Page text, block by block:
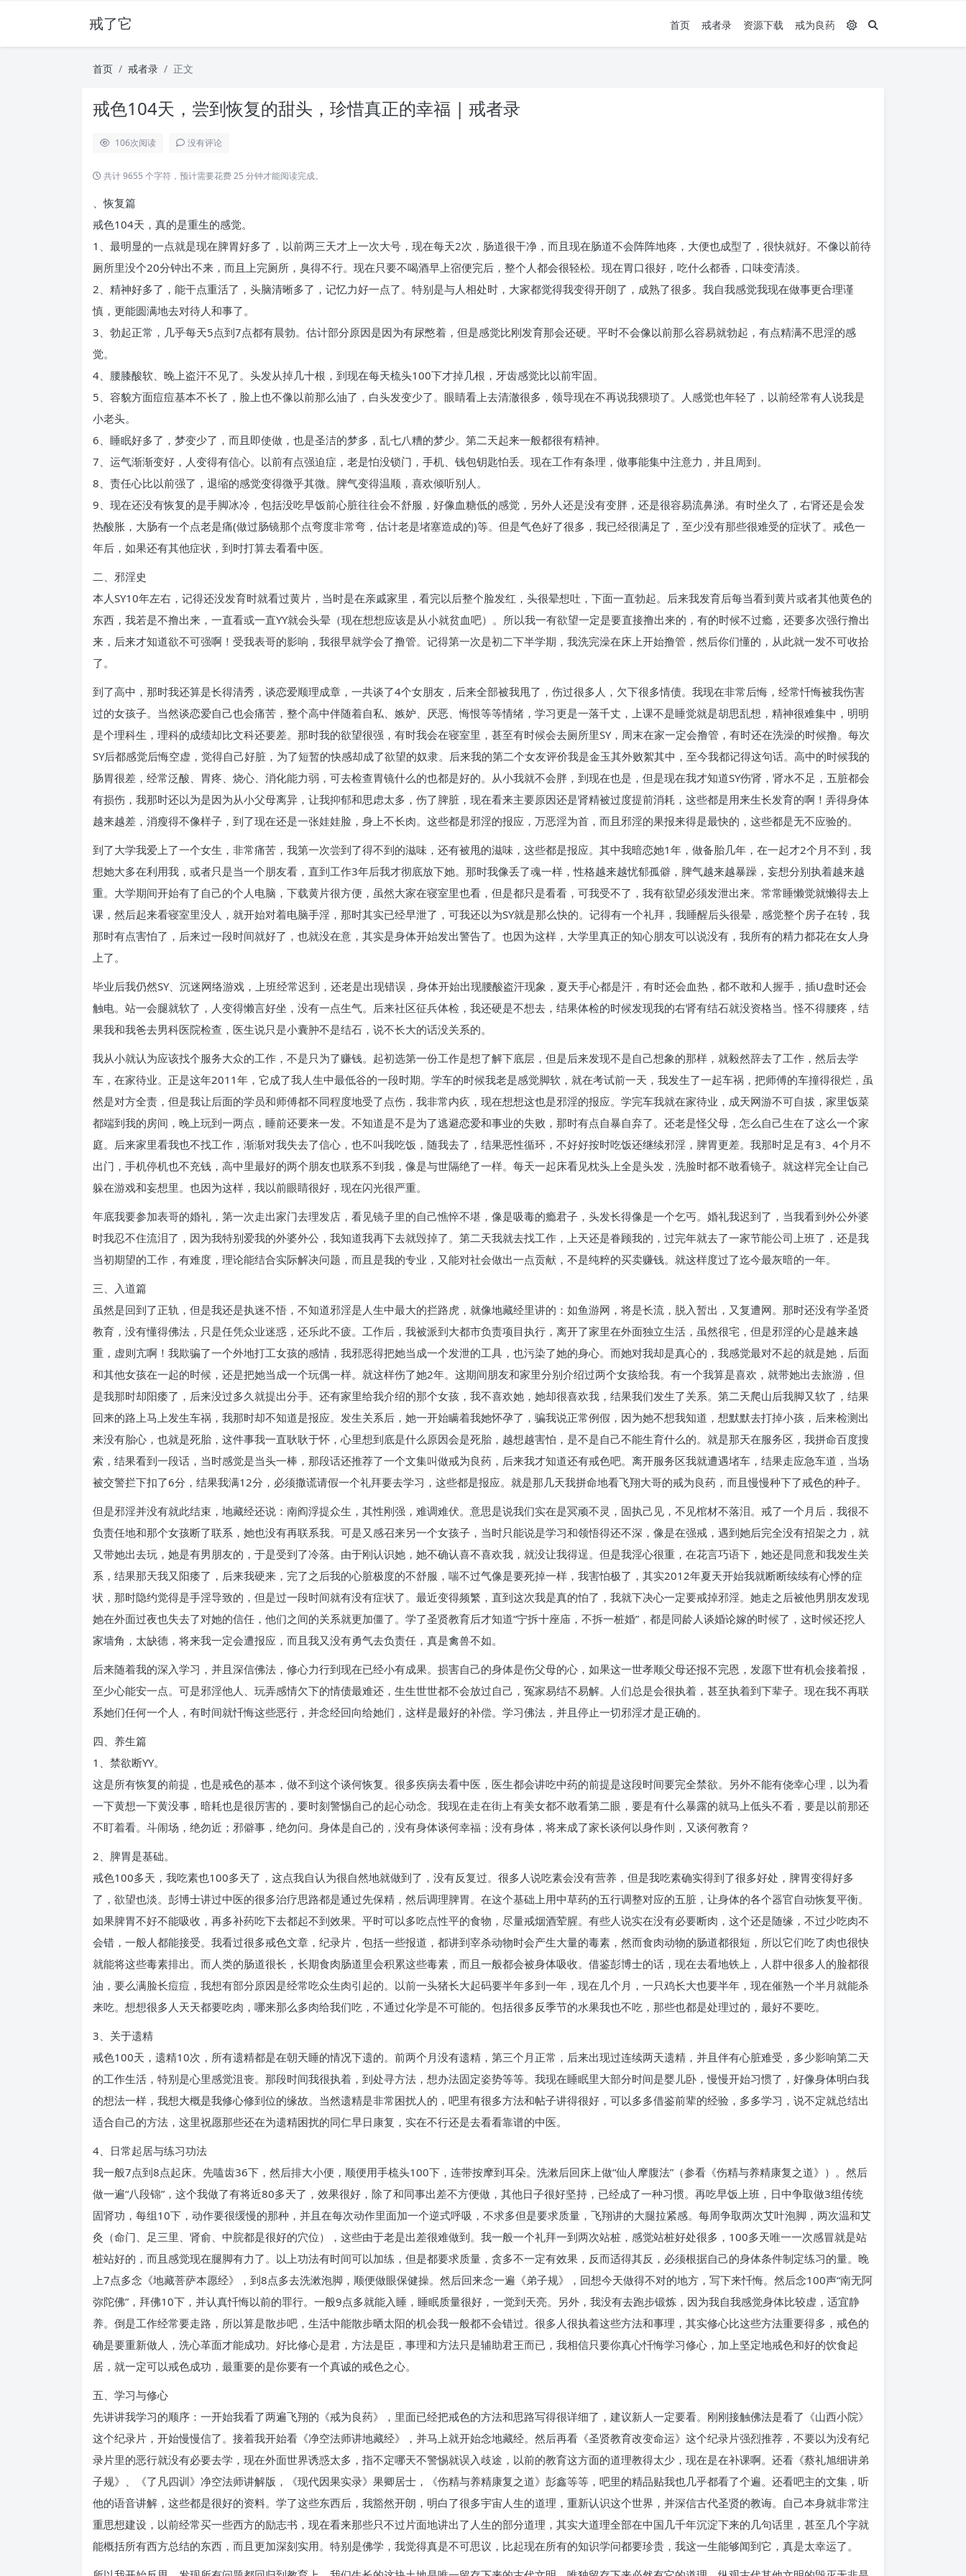
戒了它 首页 戒者录 资源下载 戒为良药
首页 戒者录 正文
戒色104天，尝到恢复的甜头，珍惜真正的幸福 | 戒者录
106次阅读 没有评论
共计 9655 个字符，预计需要花费 25 分钟才能阅读完成。
、恢复篇
戒色104天，真的是重生的感觉。
1、最明显的一点就是现在脾胃好多了，以前两三天才上一次大号，现在每天2次，肠道很干净，而且现在肠道不会阵阵地疼，大便也成型了，很快就好。不像以前待
厕所里没个20分钟出不来，而且上完厕所，臭得不行。现在只要不喝酒早上宿便完后，整个人都会很轻松。现在胃口很好，吃什么都香，口味变清淡。
2、精神好多了，能干点重活了，头脑清晰多了，记忆力好一点了。特别是与人相处时，大家都觉得我变得开朗了，成熟了很多。我自我感觉我现在做事更合理谨
慎，更能圆满地去对待人和事了。
3、勃起正常，几乎每天5点到7点都有晨勃。估计部分原因是因为有尿憋着，但是感觉比刚发育那会还硬。平时不会像以前那么容易就勃起，有点精满不思淫的感
觉。
4、腰膝酸软、晚上盗汗不见了。头发从掉几十根，到现在每天梳头100下才掉几根，牙齿感觉比以前牢固。
5、容貌方面痘痘基本不长了，脸上也不像以前那么油了，白头发变少了。眼睛看上去清澈很多，领导现在不再说我猥琐了。人感觉也年轻了，以前经常有人说我是
小老头。
6、睡眠好多了，梦变少了，而且即使做，也是圣洁的梦多，乱七八糟的梦少。第二天起来一般都很有精神。
7、运气渐渐变好，人变得有信心。以前有点强迫症，老是怕没锁门，手机、钱包钥匙怕丢。现在工作有条理，做事能集中注意力，并且周到。
8、责任心比以前强了，退缩的感觉变得微乎其微。脾气变得温顺，喜欢倾听别人。
9、现在还没有恢复的是手脚冰冷，包括没吃早饭前心脏往往会不舒服，好像血糖低的感觉，另外人还是没有变胖，还是很容易流鼻涕。有时坐久了，右肾还是会发
热酸胀，大肠有一个点老是痛(做过肠镜那个点弯度非常弯，估计老是堵塞造成的)等。但是气色好了很多，我已经很满足了，至少没有那些很难受的症状了。戒色一
年后，如果还有其他症状，到时打算去看看中医。
二、邪淫史
本人SY10年左右，记得还没发育时就看过黄片，当时是在亲戚家里，看完以后整个脸发红，头很晕想吐，下面一直勃起。后来我发育后每当看到黄片或者其他黄色的
东西，我若是不撸出来，一直看或一直YY就会头晕（现在想想应该是从小就贫血吧）。所以我一有欲望一定是要直接撸出来的，有的时候不过瘾，还要多次强行撸出
来，后来才知道欲不可强啊！受我表哥的影响，我很早就学会了撸管。记得第一次是初二下半学期，我洗完澡在床上开始撸管，然后你们懂的，从此就一发不可收拾
了。
到了高中，那时我还算是长得清秀，谈恋爱顺理成章，一共谈了4个女朋友，后来全部被我甩了，伤过很多人，欠下很多情债。我现在非常后悔，经常忏悔被我伤害
过的女孩子。当然谈恋爱自己也会痛苦，整个高中伴随着自私、嫉妒、厌恶、悔恨等等情绪，学习更是一落千丈，上课不是睡觉就是胡思乱想，精神很难集中，明明
是个理科生，理科的成绩却比文科还要差。那时我的欲望很强，有时我会在寝室里，甚至有时候会去厕所里SY，周末在家一定会撸管，有时还在洗澡的时候撸。每次
SY后都感觉后悔空虚，觉得自己好脏，为了短暂的快感却成了欲望的奴隶。后来我的第二个女友评价我是金玉其外败絮其中，至今我都记得这句话。高中的时候我的
肠胃很差，经常泛酸、胃疼、烧心、消化能力弱，可去检查胃镜什么的也都是好的。从小我就不会胖，到现在也是，但是现在我才知道SY伤肾，肾水不足，五脏都会
有损伤，我那时还以为是因为从小父母离异，让我抑郁和思虑太多，伤了脾脏，现在看来主要原因还是肾精被过度提前消耗，这些都是用来生长发育的啊！弄得身体
越来越差，消瘦得不像样子，到了现在还是一张娃娃脸，身上不长肉。这些都是邪淫的报应，万恶淫为首，而且邪淫的果报来得是最快的，这些都是无不应验的。
到了大学我爱上了一个女生，非常痛苦，我第一次尝到了得不到的滋味，还有被甩的滋味，这些都是报应。其中我暗恋她1年，做备胎几年，在一起才2个月不到，我
想她大多在利用我，或者只是当一个朋友看，直到工作3年后我才彻底放下她。那时我像丢了魂一样，性格越来越忧郁孤僻，脾气越来越暴躁，妄想分别执着越来越
重。大学期间开始有了自己的个人电脑，下载黄片很方便，虽然大家在寝室里也看，但是都只是看看，可我受不了，我有欲望必须发泄出来。常常睡懒觉就懒得去上
课，然后起来看寝室里没人，就开始对着电脑手淫，那时其实已经早泄了，可我还以为SY就是那么快的。记得有一个礼拜，我睡醒后头很晕，感觉整个房子在转，我
那时有点害怕了，后来过一段时间就好了，也就没在意，其实是身体开始发出警告了。也因为这样，大学里真正的知心朋友可以说没有，我所有的精力都花在女人身
上了。
毕业后我仍然SY、沉迷网络游戏，上班经常迟到，还老是出现错误，身体开始出现腰酸盗汗现象，夏天手心都是汗，有时还会血热，都不敢和人握手，插U盘时还会
触电。站一会腿就软了，人变得懒言好坐，没有一点生气。后来社区征兵体检，我还硬是不想去，结果体检的时候发现我的右肾有结石就没资格当。怪不得腰疼，结
果我和我爸去男科医院检查，医生说只是小囊肿不是结石，说不长大的话没关系的。
我从小就认为应该找个服务大众的工作，不是只为了赚钱。起初选第一份工作是想了解下底层，但是后来发现不是自己想象的那样，就毅然辞去了工作，然后去学
车，在家待业。正是这年2011年，它成了我人生中最低谷的一段时期。学车的时候我老是感觉脚软，就在考试前一天，我发生了一起车祸，把师傅的车撞得很烂，虽
然是对方全责，但是我让后面的学员和师傅都不同程度地受了点伤，我非常内疚，现在想想这也是邪淫的报应。学完车我就在家待业，成天网游不可自拔，家里饭菜
都端到我的房间，晚上玩到一两点，睡前还要来一发。不知道是不是为了逃避恋爱和事业的失败，那时有点自暴自弃了。还老是怪父母，怎么自己生在了这么一个家
庭。后来家里看我也不找工作，渐渐对我失去了信心，也不叫我吃饭，随我去了，结果恶性循环，不好好按时吃饭还继续邪淫，脾胃更差。我那时足足有3、4个月不
出门，手机停机也不充钱，高中里最好的两个朋友也联系不到我，像是与世隔绝了一样。每天一起床看见枕头上全是头发，洗脸时都不敢看镜子。就这样完全让自己
躲在游戏和妄想里。也因为这样，我以前眼睛很好，现在闪光很严重。
年底我要参加表哥的婚礼，第一次走出家门去理发店，看见镜子里的自己憔悴不堪，像是吸毒的瘾君子，头发长得像是一个乞丐。婚礼我迟到了，当我看到外公外婆
时我忍不住流泪了，因为我特别爱我的外婆外公，我知道我再下去就毁掉了。第二天我就去找工作，上天还是眷顾我的，过完年就去了一家节能公司上班了，还是我
当初期望的工作，有难度，理论能结合实际解决问题，而且是我的专业，又能对社会做出一点贡献，不是纯粹的买卖赚钱。就这样度过了迄今最灰暗的一年。
三、入道篇
虽然是回到了正轨，但是我还是执迷不悟，不知道邪淫是人生中最大的拦路虎，就像地藏经里讲的：如鱼游网，将是长流，脱入暂出，又复遭网。那时还没有学圣贤
教育，没有懂得佛法，只是任凭众业迷惑，还乐此不疲。工作后，我被派到大都市负责项目执行，离开了家里在外面独立生活，虽然很宅，但是邪淫的心是越来越
重，虚则亢啊！我欺骗了一个外地打工女孩的感情，我邪恶得把她当成一个发泄的工具，也污染了她的身心。而她对我却是真心的，我感觉最对不起的就是她，后面
和其他女孩在一起的时候，还是把她当成一个玩偶一样。就这样伤了她2年。这期间朋友和家里分别介绍过两个女孩给我。有一个我算是喜欢，就带她出去旅游，但
是我那时却阳痿了，后来没过多久就提出分手。还有家里给我介绍的那个女孩，我不喜欢她，她却很喜欢我，结果我们发生了关系。第二天爬山后我脚又软了，结果
回来的路上马上发生车祸，我那时却不知道是报应。发生关系后，她一开始瞒着我她怀孕了，骗我说正常例假，因为她不想我知道，想默默去打掉小孩，后来检测出
来没有胎心，也就是死胎，这件事我一直耿耿于怀，心里想到底是什么原因会是死胎，越想越害怕，是不是自己不能生育什么的。就是那天在服务区，我拼命百度搜
索，结果看到一段话，当时感觉是当头一棒，那段话还推荐了一个文集叫做戒为良药，后来我才知道还有戒色吧。离开服务区我就遭遇堵车，结果走应急车道，当场
被交警拦下扣了6分，结果我满12分，必须撒谎请假一个礼拜要去学习，这些都是报应。就是那几天我拼命地看飞翔大哥的戒为良药，而且慢慢种下了戒色的种子。
但是邪淫并没有就此结束，地藏经还说：南阎浮提众生，其性刚强，难调难伏。意思是说我们实在是冥顽不灵，固执己见，不见棺材不落泪。戒了一个月后，我很不
负责任地和那个女孩断了联系，她也没有再联系我。可是又感召来另一个女孩子，当时只能说是学习和领悟得还不深，像是在强戒，遇到她后完全没有招架之力，就
又带她出去玩，她是有男朋友的，于是受到了冷落。由于刚认识她，她不确认喜不喜欢我，就没让我得逞。但是我淫心很重，在花言巧语下，她还是同意和我发生关
系，结果那天我又阳痿了，后来我硬来，完了之后我的心脏极度的不舒服，喘不过气像是要死掉一样，我害怕极了，其实2012年夏天开始我就断断续续有心悸的症
状，那时隐约觉得是手淫导致的，但是过一段时间就有没有症状了。最近变得频繁，直到这次我是真的怕了，我就下决心一定要戒掉邪淫。她走之后被他男朋友发现
她在外面过夜也失去了对她的信任，他们之间的关系就更加僵了。学了圣贤教育后才知道“宁拆十座庙，不拆一桩婚”，都是同龄人谈婚论嫁的时候了，这时候还挖人
家墙角，太缺德，将来我一定会遭报应，而且我又没有勇气去负责任，真是禽兽不如。
后来随着我的深入学习，并且深信佛法，修心力行到现在已经小有成果。损害自己的身体是伤父母的心，如果这一世孝顺父母还报不完恩，发愿下世有机会接着报，
至少心能安一点。可是邪淫他人、玩弄感情欠下的情债最难还，生生世世都不会放过自己，冤家易结不易解。人们总是会很执着，甚至执着到下辈子。现在我不再联
系她们任何一个人，有时间就忏悔这些恶行，并念经回向给她们，这样是最好的补偿。学习佛法，并且停止一切邪淫才是正确的。
四、养生篇
1、禁欲断YY。
这是所有恢复的前提，也是戒色的基本，做不到这个谈何恢复。很多疾病去看中医，医生都会讲吃中药的前提是这段时间要完全禁欲。另外不能有侥幸心理，以为看
一下黄想一下黄没事，暗耗也是很厉害的，要时刻警惕自己的起心动念。我现在走在街上有美女都不敢看第二眼，要是有什么暴露的就马上低头不看，要是以前那还
不盯着看。斗闹场，绝勿近；邪僻事，绝勿问。身体是自己的，没有身体谈何幸福；没有身体，将来成了家长谈何以身作则，又谈何教育？
2、脾胃是基础。
戒色100多天，我吃素也100多天了，这点我自认为很自然地就做到了，没有反复过。很多人说吃素会没有营养，但是我吃素确实得到了很多好处，脾胃变得好多
了，欲望也淡。彭博士讲过中医的很多治疗思路都是通过先保精，然后调理脾胃。在这个基础上用中草药的五行调整对应的五脏，让身体的各个器官自动恢复平衡。
如果脾胃不好不能吸收，再多补药吃下去都起不到效果。平时可以多吃点性平的食物，尽量戒烟酒荤腥。有些人说实在没有必要断肉，这个还是随缘，不过少吃肉不
会错，一般人都能接受。我看过很多戒色文章，纪录片，包括一些报道，都讲到宰杀动物时会产生大量的毒素，然而食肉动物的肠道都很短，所以它们吃了肉也很快
就能将这些毒素排出。而人类的肠道很长，长期食肉肠道里会积累这些毒素，而且一般都会被身体吸收。借鉴彭博士的话，现在去看地铁上，人群中很多人的脸都很
油，要么满脸长痘痘，我想有部分原因是经常吃众生肉引起的。以前一头猪长大起码要半年多到一年，现在几个月，一只鸡长大也要半年，现在催熟一个半月就能杀
来吃。想想很多人天天都要吃肉，哪来那么多肉给我们吃，不通过化学是不可能的。包括很多反季节的水果我也不吃，那些也都是处理过的，最好不要吃。
3、关于遗精
戒色100天，遗精10次，所有遗精都是在朝天睡的情况下遗的。前两个月没有遗精，第三个月正常，后来出现过连续两天遗精，并且伴有心脏难受，多少影响第二天
的工作生活，特别是心里感觉沮丧。那段时间我很执着，到处寻方法，想办法固定姿势等等。我现在睡眠里大部分时间是婴儿卧，慢慢开始习惯了，好像身体明白我
的想法一样，我想大概是我修心修到位的缘故。当然遗精是非常困扰人的，吧里有很多方法和帖子讲得很好，可以多多借鉴前辈的经验，多多学习，说不定就总结出
适合自己的方法，这里祝愿那些还在为遗精困扰的同仁早日康复，实在不行还是去看看靠谱的中医。
4、日常起居与练习功法
我一般7点到8点起床。先嗑齿36下，然后排大小便，顺便用手梳头100下，连带按摩到耳朵。洗漱后回床上做“仙人摩腹法”（参看《伤精与养精康复之道》）。然后
做一遍“八段锦”，这个我做了有将近80多天了，效果很好，除了和同事出差不方便做，其他日子很好坚持，已经成了一种习惯。再吃早饭上班，日中争取做3组传统
固肾功，每组10下，动作要很缓慢的那种，并且在每次动作里面加一个逆式呼吸，不求多但是要求质量，飞翔讲的大腿拉紧感。每周争取两次艾叶泡脚，两次温和艾
灸（命门、足三里、肾俞、中脘都是很好的穴位），这些由于老是出差很难做到。我一般一个礼拜一到两次站桩，感觉站桩好处很多，100多天唯一一次感冒就是站
桩站好的，而且感觉现在腿脚有力了。以上功法有时间可以加练，但是都要求质量，贪多不一定有效果，反而适得其反，必须根据自己的身体条件制定练习的量。晚
上7点多念《地藏菩萨本愿经》，到8点多去洗漱泡脚，顺便做眼保健操。然后回来念一遍《弟子规》，回想今天做得不对的地方，写下来忏悔。然后念100声“南无阿
弥陀佛”，拜佛10下，并认真忏悔以前的罪行。一般9点多就能入睡，睡眠质量很好，一觉到天亮。另外，我没有去跑步锻炼，因为我自我感觉身体比较虚，适宜静
养。倒是工作经常要走路，所以算是散步吧，生活中能散步晒太阳的机会我一般都不会错过。很多人很执着这些方法和事理，其实修心比这些方法重要得多，戒色的
确是要重新做人，洗心革面才能成功。好比修心是君，方法是臣，事理和方法只是辅助君王而已，我相信只要你真心忏悔学习修心，加上坚定地戒色和好的饮食起
居，就一定可以戒色成功，最重要的是你要有一个真诚的戒色之心。
五、学习与修心
先讲讲我学习的顺序：一开始我看了两遍飞翔的《戒为良药》，里面已经把戒色的方法和思路写得很详细了，建议新人一定要看。刚刚接触佛法是看了《山西小院》
这个纪录片，开始慢慢信了。接着我开始看《净空法师讲地藏经》，并马上就开始念地藏经。然后再看《圣贤教育改变命运》这个纪录片强烈推荐，不要以为没有纪
录片里的恶行就没有必要去学，现在外面世界诱惑太多，指不定哪天不警惕就误入歧途，以前的教育这方面的道理教得太少，现在是在补课啊。还看《蔡礼旭细讲弟
子规》、《了凡四训》净空法师讲解版，《现代因果实录》果卿居士，《伤精与养精康复之道》彭鑫等等，吧里的精品贴我也几乎都看了个遍。还看吧主的文集，听
他的语音讲解，这些都是很好的资料。学了这些东西后，我豁然开朗，明白了很多宇宙人生的道理，重新认识这个世界，并深信古代圣贤的教诲。自己本身就非常注
重思想建设，以前经常买一些西方的励志书，现在看来那些只不过片面地讲出了人生的部分道理，其实大道理全部在中国几千年沉淀下来的几句话里，甚至几个字就
能概括所有西方总结的东西，而且更加深刻实用。特别是佛学，我觉得真是不可思议，比起现在所有的知识学问都要珍贵，我这一生能够闻到它，真是太幸运了。